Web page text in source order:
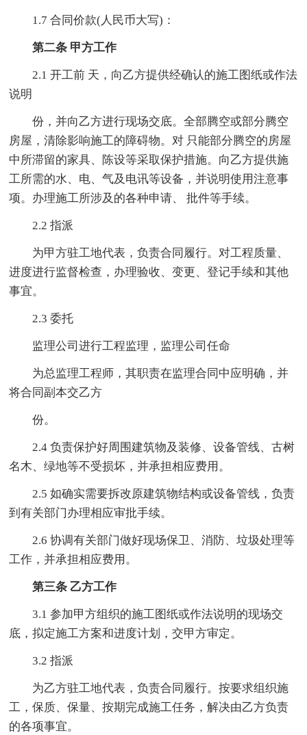
1.7 合同价款(人民币大写)：
第二条 甲方工作
2.1 开工前 天，向乙方提供经确认的施工图纸或作法
说明
份，并向乙方进行现场交底。全部腾空或部分腾空
房屋，清除影响施工的障碍物。对 只能部分腾空的房屋
中所滞留的家具、陈设等采取保护措施。向乙方提供施
工所需的水、电、气及电讯等设备，并说明使用注意事
项。办理施工所涉及的各种申请、 批件等手续。
2.2 指派
为甲方驻工地代表，负责合同履行。对工程质量、
进度进行监督检查，办理验收、变更、登记手续和其他
事宜。
2.3 委托
监理公司进行工程监理，监理公司任命
为总监理工程师，其职责在监理合同中应明确，并
将合同副本交乙方
份。
2.4 负责保护好周围建筑物及装修、设备管线、古树
名木、绿地等不受损坏，并承担相应费用。
2.5 如确实需要拆改原建筑物结构或设备管线，负责
到有关部门办理相应审批手续。
2.6 协调有关部门做好现场保卫、消防、垃圾处理等
工作，并承担相应费用。
第三条 乙方工作
3.1 参加甲方组织的施工图纸或作法说明的现场交
底，拟定施工方案和进度计划，交甲方审定。
3.2 指派
为乙方驻工地代表，负责合同履行。按要求组织施
工，保质、保量、按期完成施工任务，解决由乙方负责
的各项事宜。